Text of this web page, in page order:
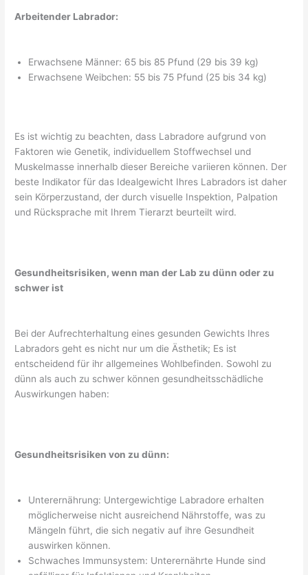
Arbeitender Labrador:
Erwachsene Männer: 65 bis 85 Pfund (29 bis 39 kg)
Erwachsene Weibchen: 55 bis 75 Pfund (25 bis 34 kg)
Es ist wichtig zu beachten, dass Labradore aufgrund von
Faktoren wie Genetik, individuellem Stoffwechsel und
Muskelmasse innerhalb dieser Bereiche variieren können. Der
beste Indikator für das Idealgewicht Ihres Labradors ist daher
sein Körperzustand, der durch visuelle Inspektion, Palpation
und Rücksprache mit Ihrem Tierarzt beurteilt wird.
Gesundheitsrisiken, wenn man der Lab zu dünn oder zu
schwer ist
Bei der Aufrechterhaltung eines gesunden Gewichts Ihres
Labradors geht es nicht nur um die Ästhetik; Es ist
entscheidend für ihr allgemeines Wohlbefinden. Sowohl zu
dünn als auch zu schwer können gesundheitsschädliche
Auswirkungen haben:
Gesundheitsrisiken von zu dünn:
Unterernährung: Untergewichtige Labradore erhalten
möglicherweise nicht ausreichend Nährstoffe, was zu
Mängeln führt, die sich negativ auf ihre Gesundheit
auswirken können.
Schwaches Immunsystem: Unterernährte Hunde sind